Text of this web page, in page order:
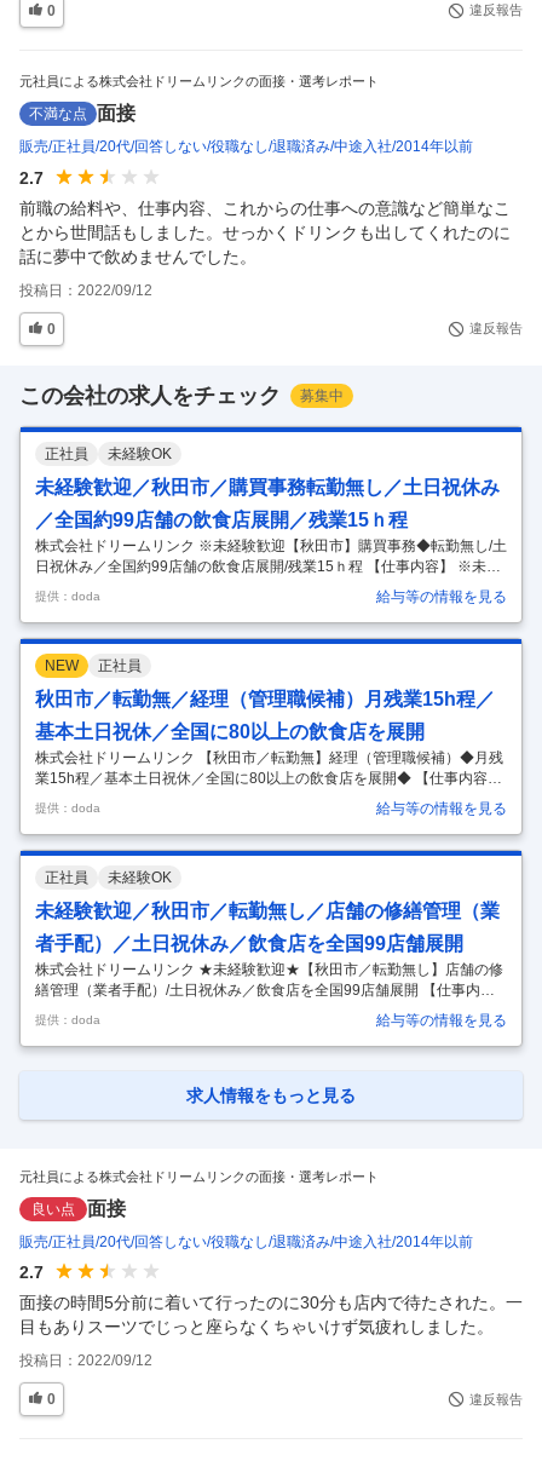
0 違反報告
元社員による株式会社ドリームリンクの面接・選考レポート
不満な点 面接
販売 正社員 20代 回答しない 役職なし 退職済み 中途入社 2014年以前
2.7
前職の給料や、仕事内容、これからの仕事への意識など簡単なこ
とから世間話もしました。せっかくドリンクも出してくれたのに
話に夢中で飲めませんでした。
投稿日： 2022/09/12
0 違反報告
この会社の求人をチェック 募集中
正社員 未経験OK
未経験歓迎／秋田市／購買事務転勤無し／土日祝休み
／全国約99店舗の飲食店展開／残業15ｈ程
株式会社ドリームリンク ※未経験歓迎【秋田市】購買事務◆転勤無し/土
日祝休み／全国約99店舗の飲食店展開/残業15ｈ程 【仕事内容】 ※未経
験歓迎【秋田市】購買事務◆転勤無し/土日祝休み／全国約99店舗の飲食
店展開/残業15ｈ程 【具体的な仕事内容】 ～全国約店99舗の飲食店を展
開！/飲食事業以外にも、食材輸入業務や酒蔵経営なども開始/事業拡大内
勤業務が中心/若手が多数活躍中/中途入社者多数在籍/転勤無し/マイカー
通勤可・駐車場完備～ ■職務内容： 飲食店の運営をメインに行い、郷土
料理や鉄板焼き・Barなどの幅広いブランドを展開している当社にて、
購買スタッフとして活躍していただきます。具体的に …
提供：doda 給与等の情報を見る
NEW 正社員
秋田市／転勤無／経理（管理職候補）月残業15h程／
基本土日祝休／全国に80以上の飲食店を展開
株式会社ドリームリンク 【秋田市／転勤無】経理（管理職候補）◆月残
業15h程／基本土日祝休／全国に80以上の飲食店を展開◆ 【仕事内容】
【秋田市／転勤無】経理（管理職候補）◆月残業15h程／基本土日祝休
／全国に80以上の飲食店を展開◆ 【具体的な仕事内容】 ～残業平均15
ｈ程/居酒屋「薄利多売半兵衛」の運営会社/地方創生・地域活性にも寄与
～ ・＜食べログ百名店＞に複数店舗が選出！ たくさんのお客様より高評
価を頂いております！ ・経理のバックオフィス機能の強化を目的とした
増員募集を行います！ ≪こんな仕事をお任せします≫ 【経理】 ・伝票
整理 ・会計ソフトへのデータ入力 ・月次決算、年次決算業…
提供：doda 給与等の情報を見る
正社員 未経験OK
未経験歓迎／秋田市／転勤無し／店舗の修繕管理（業
者手配）／土日祝休み／飲食店を全国99店舗展開
株式会社ドリームリンク ★未経験歓迎★【秋田市／転勤無し】店舗の修
繕管理（業者手配）/土日祝休み／飲食店を全国99店舗展開 【仕事内
容】 ★未経験歓迎★【秋田市／転勤無し】店舗の修繕管理（業者手配）/
土日祝休み／飲食店を全国99店舗展開 【具体的な仕事内容】 ～未経験
歓迎/全国展開の居酒屋「薄利多売半兵衛」等の店舗修繕/地方創生・地域
る店舗の修繕対応（業者等の手配） まずは簡単な書類作成や電話応対等
提供：doda 給与等の情報を見る
求人情報をもっと見る
元社員による株式会社ドリームリンクの面接・選考レポート
良い点 面接
販売 正社員 20代 回答しない 役職なし 退職済み 中途入社 2014年以前
2.7
面接の時間5分前に着いて行ったのに30分も店内で待たされた。一
目もありスーツでじっと座らなくちゃいけず気疲れしました。
投稿日： 2022/09/12
0 違反報告